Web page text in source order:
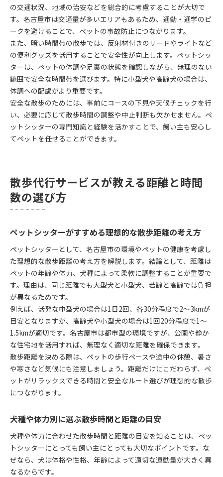
の交通状況、地域の治安などを総合的に考慮することが大切で
す。名古屋市は交通量が多いエリアもあるため、通勤・通学のピ
ークを避けることで、ペットの事故防止につながります。
また、暗い時間帯の散歩では、反射材付きのリードやライトなど
の便利グッズを活用することで安全性が向上します。ペットシッ
ターは、ペットの体調や足裏の状態を確認しながら、無理のない
範囲で安全な時間帯を選びます。特に小型犬や高齢犬の場合は、
体調への配慮がより重要です。
安全な散歩のためには、事前にコースの下見や天候チェックを行
い、必要に応じて散歩時間の調整や中止判断も欠かせません。ペ
ットシッターの専門知識と経験を活かすことで、飼い主も安心し
てペットを任せることができます。
散歩代行サービスが教える距離と時間
数の選び方
ペットシッターがすすめる理想的な散歩距離の考え方
ペットシッターとして、名古屋市の環境やペットの健康を考慮し
た理想的な散歩距離の考え方を解説します。結論として、距離は
ペットの年齢や体力、犬種によって柔軟に調整することが重要で
す。理由は、同じ距離でも大型犬と小型犬、若齢と高齢では負担
が異なるためです。
例えば、活発な中型犬の場合は1日2回、各30分程度で2～3kmが
目安となりますが、高齢犬や小型犬の場合は1回20分程度で1～
1.5kmが適切です。名古屋市は都市型の環境ですが、公園や静か
な住宅地を活用すれば、無理なく適切な距離を確保できます。
散歩距離を決める際は、ペットの歩行ペースや途中の休憩、暑さ
や寒さなど気候にも注意しましょう。距離だけにこだわらず、ペ
ットがリラックスできる時間と安全なルート選びが理想的な散歩
につながります。
犬種や体力別に選ぶ散歩時間と距離の目安
犬種や体力に合わせた散歩時間と距離の目安を知ることは、ペッ
トシッターにとっても飼い主にとっても大切なポイントです。な
ぜなら、犬は体格や性格、年齢によって適切な運動量が大きく異
なるからです。